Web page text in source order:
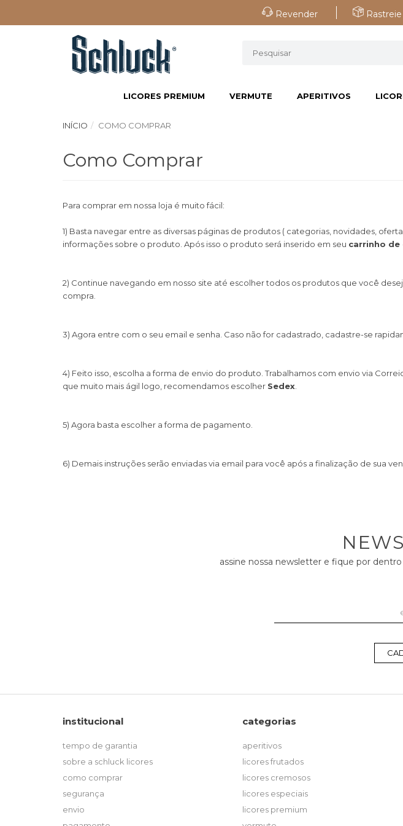
Revender
LICORES PREMIUM VERMUTE APERITIVOS
INÍCIO COMO COMPRAR
Como Comprar
Para comprar em nossa loja é muito fácil:
1) Basta navegar entre as diversas páginas de produtos ( categorias, novidades,
informações sobre o produto. Após isso o produto será inserido em seu carrinho de
2) Continue navegando em nosso site até escolher todos os produtos que você
compra.
3) Agora entre com o seu email e senha. Caso não for cadastrado, cadastre-se
4) Feito isso, escolha a forma de envio do produto. Trabalhamos com envio via
que muito mais ágil logo, recomendamos escolher Sedex
5) Agora basta escolher a forma de pagamento.
6) Demais instruções serão enviadas via email para você após a finalização de sua
assine nossa newsletter e fique por
institucional
tempo de garantia
sobre a schluck licores
como comprar
segurança
envio
categorias
aperitivos
licores frutados
licores cremosos
licores especiais
licores premium